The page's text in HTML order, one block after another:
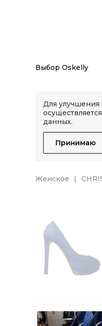
Выбор Oskelly
Для улучшения
данных.
Принимаю
Женское